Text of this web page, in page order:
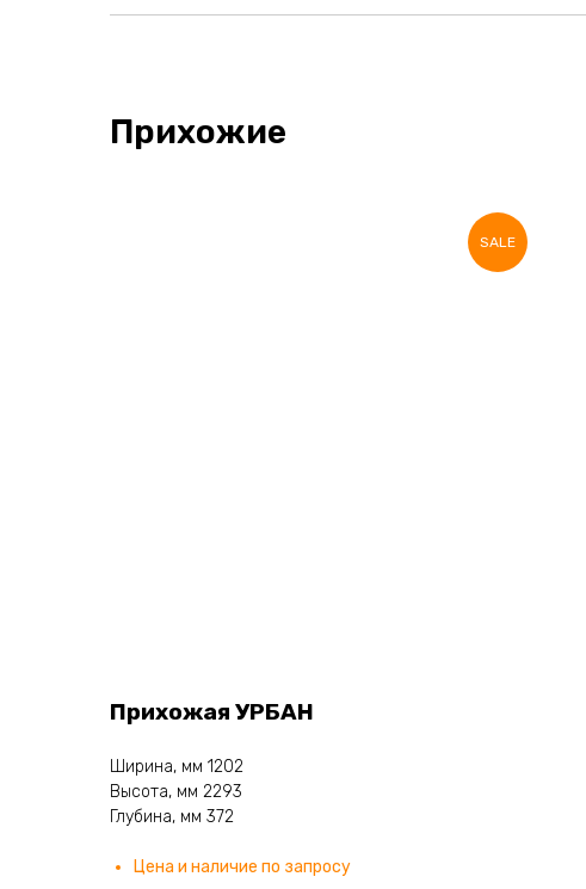
Прихожие
SALE
Прихожая УРБАН
Ширина, мм 1202
Высота, мм 2293
Глубина, мм 372
Цена и наличие по запросу